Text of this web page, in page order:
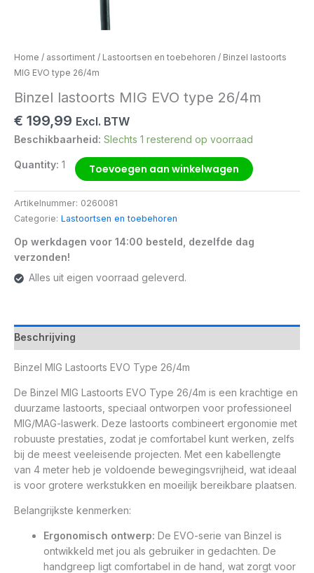
Home / assortiment / Lastoortsen en toebehoren / Binzel lastoorts
MIG EVO type 26/4m
Binzel lastoorts MIG EVO type 26/4m
€ 199,99 Excl. BTW
Beschikbaarheid: Slechts 1 resterend op voorraad
Quantity: 1 Toevoegen aan winkelwagen
Artikelnummer: 0260081
Categorie: Lastoortsen en toebehoren
Op werkdagen voor 14:00 besteld, dezelfde dag
verzonden!
Alles uit eigen voorraad geleverd.
Beschrijving
Binzel MIG Lastoorts EVO Type 26/4m
De Binzel MIG Lastoorts EVO Type 26/4m is een krachtige en
duurzame lastoorts, speciaal ontworpen voor professioneel
MIG/MAG-laswerk. Deze lastoorts combineert ergonomie met
robuuste prestaties, zodat je comfortabel kunt werken, zelfs
bij de meest veeleisende projecten. Met een kabellengte
van 4 meter heb je voldoende bewegingsvrijheid, wat ideaal
is voor grotere werkstukken en moeilijk bereikbare plaatsen.
Belangrijkste kenmerken:
Ergonomisch ontwerp: De EVO-serie van Binzel is
ontwikkeld met jou als gebruiker in gedachten. De
handgreep ligt comfortabel in de hand, wat zorgt voor